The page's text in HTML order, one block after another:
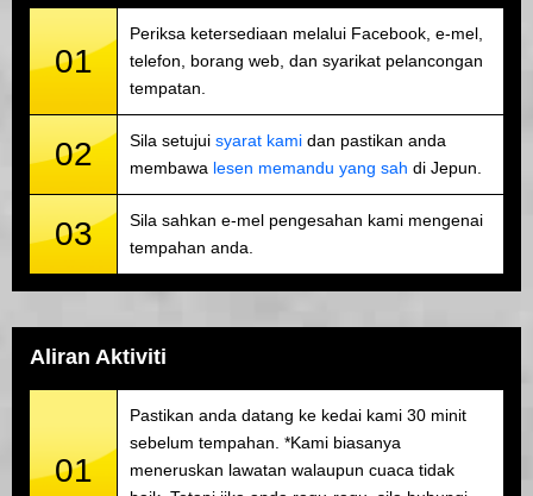
01
Periksa ketersediaan melalui Facebook, e-mel,
telefon, borang web, dan syarikat pelancongan
tempatan.
02 Sila setujui syarat kami dan pastikan anda
membawa lesen memandu yang sah di Jepun.
03
Sila sahkan e-mel pengesahan kami mengenai
tempahan anda.
Aliran Aktiviti
01
Pastikan anda datang ke kedai kami 30 minit
sebelum tempahan. *Kami biasanya
meneruskan lawatan walaupun cuaca tidak